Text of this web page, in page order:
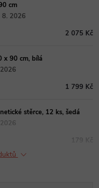
cm
8. 2026
2 075 Kč
x 90 cm, bílá
1 799 Kč
stěrce, 12 ks, šedá